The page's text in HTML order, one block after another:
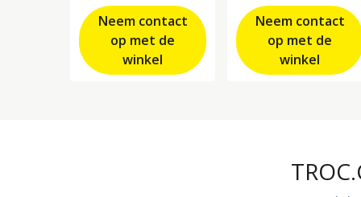
Neem contact
op met de
winkel
Neem contact
op met de
winkel